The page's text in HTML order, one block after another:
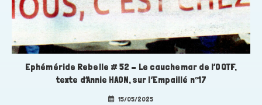
Ephéméride Rebelle # 52 – Le cauchemar de l’OQTF,
texte d’Annie HAON, sur l’Empaillé n°17
15/05/2025